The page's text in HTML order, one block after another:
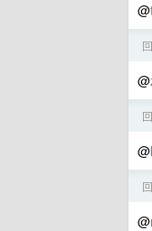
@
@
@
@